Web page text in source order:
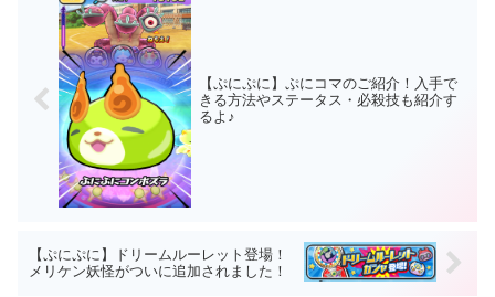
【ぷにぷに】ぷにコマのご紹介！入手で
きる方法やステータス・必殺技も紹介す
るよ♪
【ぷにぷに】ドリームルーレット登場！
メリケン妖怪がついに追加されました！